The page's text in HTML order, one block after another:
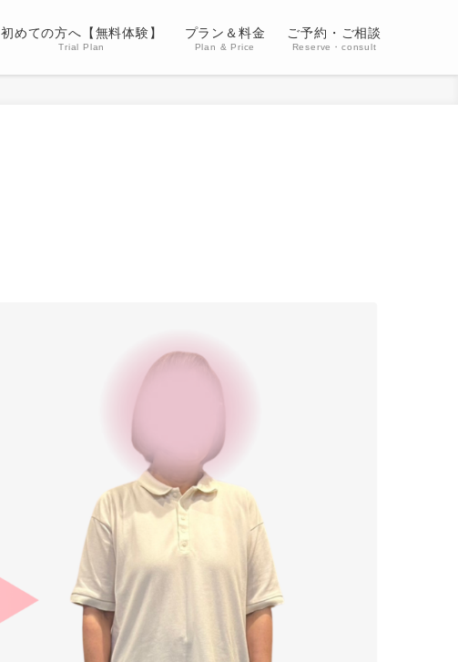
初めての方へ【無料体験】
Trial Plan
プラン＆料金
Plan & Price
ご予約・ご相談
Reserve・consult